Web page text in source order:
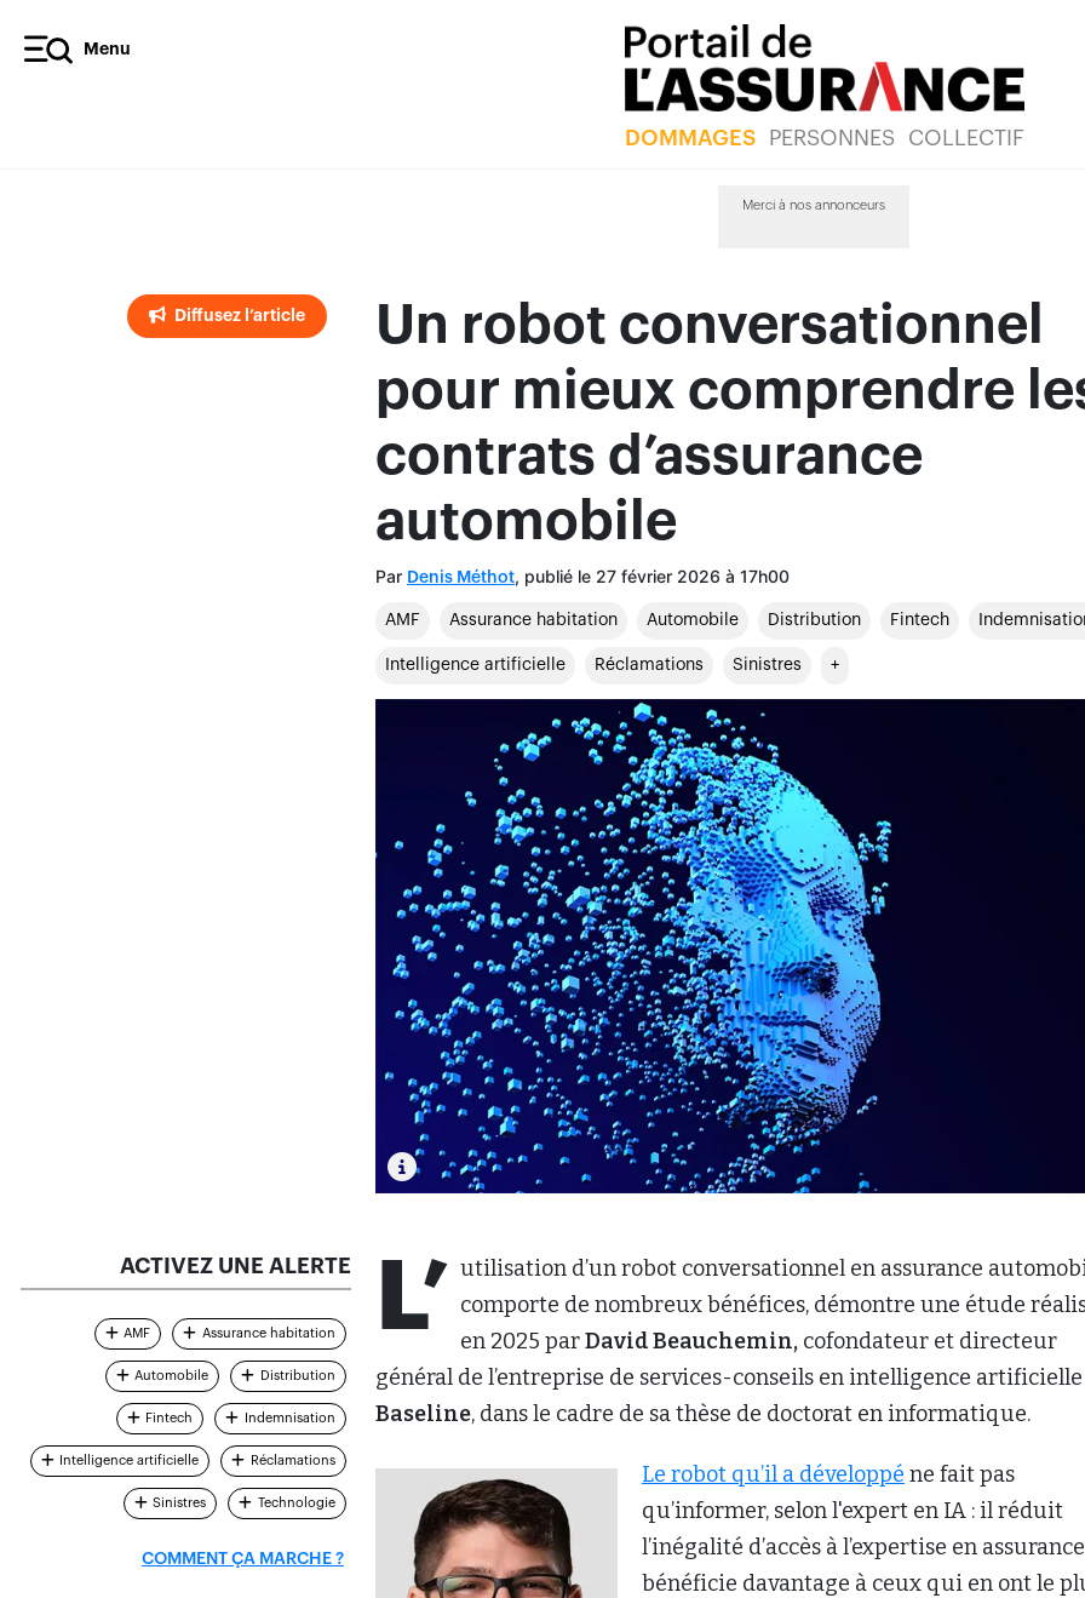
Menu
DOMMAGES PERSONNES COLLECTIF
Merci à nos annonceurs
Diffusez l’article
Un robot conversationnel
pour mieux comprendre
contrats d’assurance
automobile
Par Denis Méthot, publié le 27 février 2026 à 17h00
AMF Assurance habitation Automobile Distribution Fintech
Intelligence artificielle Réclamations Sinistres +
L’ utilisation d’un robot conversationnel en assurance
comporte de nombreux bénéfices, démontre une étude
en 2025 parDavid Beauchemin, cofondateur et directeur
général de l’entreprise de services-conseils en intelligence artificielle
Baseline, dans le cadre de sa thèse de doctorat en informatique.
Le robot qu’il a développé ne fait pas
qu’informer, selon l'expert en IA : il réduit
l’inégalité d’accès à l’expertise en
bénéficie davantage à ceux qui en ont le
ACTIVEZ UNE ALERTE
AMF Assurance habitation
Automobile Distribution
Fintech Indemnisation
Intelligence artificielle Réclamations
Sinistres Technologie
COMMENT ÇA MARCHE ?